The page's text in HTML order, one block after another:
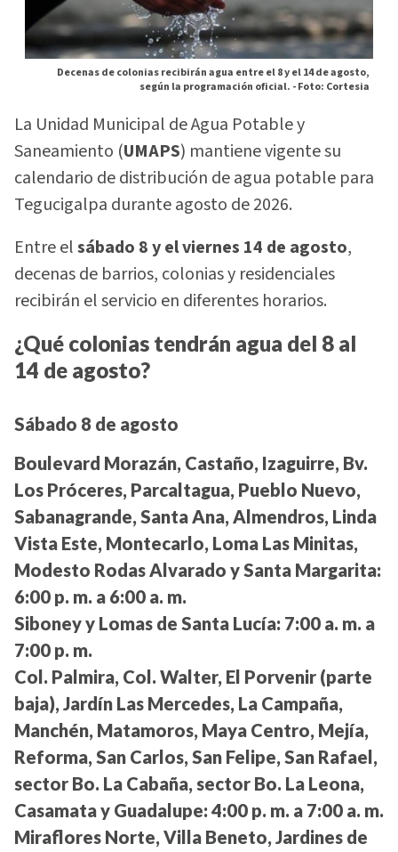
Decenas de colonias recibirán agua entre el 8 y el 14 de agosto,
según la programación oficial. -Foto: Cortesia
La Unidad Municipal de Agua Potable y
Saneamiento (UMAPS) mantiene vigente su
calendario de distribución de agua potable para
Tegucigalpa durante agosto de 2026.
Entre elsábado 8 y el viernes 14 de agosto,
decenas de barrios, colonias y residenciales
recibirán el servicio en diferentes horarios.
¿Qué colonias tendrán agua del 8 al
14 de agosto?
Sábado 8 de agosto
Boulevard Morazán, Castaño, Izaguirre, Bv.
Los Próceres, Parcaltagua, Pueblo Nuevo,
Sabanagrande, Santa Ana, Almendros, Linda
Vista Este, Montecarlo, Loma Las Minitas,
Modesto Rodas Alvarado y Santa Margarita:
6:00 p. m. a 6:00 a. m.
Siboney y Lomas de Santa Lucía: 7:00 a. m. a
7:00 p. m.
Col. Palmira, Col. Walter, El Porvenir (parte
baja), Jardín Las Mercedes, La Campaña,
Manchén, Matamoros, Maya Centro, Mejía,
Reforma, San Carlos, San Felipe, San Rafael,
sector Bo. La Cabaña, sector Bo. La Leona,
Casamata y Guadalupe: 4:00 p. m. a 7:00 a. m.
Miraflores Norte, Villa Beneto, Jardines de